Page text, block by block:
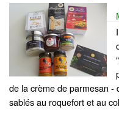
de la crème de parmesan -
sablés au roquefort et au